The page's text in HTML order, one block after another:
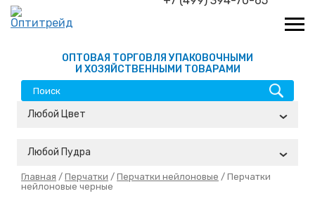
ОПТОВАЯ ТОРГОВЛЯ УПАКОВОЧНЫМИ
И ХОЗЯЙСТВЕННЫМИ ТОВАРАМИ
Любой Цвет
Любой Пудра
Главная / Перчатки / Перчатки нейлоновые / Перчатки
нейлоновые черные